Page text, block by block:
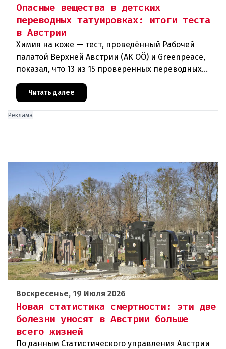
Опасные вещества в детских
переводных татуировках: итоги теста
в Австрии
Химия на коже — тест, проведённый Рабочей
палатой Верхней Австрии (AK OÖ) и Greenpeace,
показал, что 13 из 15 проверенных переводных
использованию из-за содержа
Читать далее
Реклама
Воскресенье, 19 Июля 2026
Новая статистика смертности: эти две
болезни уносят в Австрии больше
всего жизней
По данным Статистического управления Австрии